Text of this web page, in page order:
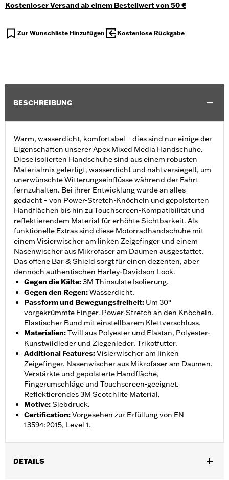
Kostenloser Versand ab einem Bestellwert von 50 €
Zur Wunschliste Hinzufügen Kostenlose Rückgabe
BESCHREIBUNG
Warm, wasserdicht, komfortabel – dies sind nur einige der
Eigenschaften unserer Apex Mixed Media Handschuhe.
Diese isolierten Handschuhe sind aus einem robusten
Materialmix gefertigt, wasserdicht und nahtversiegelt, um
unerwünschte Witterungseinflüsse während der Fahrt
fernzuhalten. Bei ihrer Entwicklung wurde an alles
gedacht – von Power-Stretch-Knöcheln und gepolsterten
Handflächen bis hin zu Touchscreen-Kompatibilität und
reflektierendem Material für erhöhte Sichtbarkeit. Als
funktionelle Extras sind diese Motorradhandschuhe mit
einem Visierwischer am linken Zeigefinger und einem
Nasenwischer aus Mikrofaser am Daumen ausgestattet.
Das offene Bar & Shield sorgt für einen dezenten, aber
dennoch authentischen Harley-Davidson Look.
Gegen die Kälte:3M Thinsulate Isolierung.
Gegen den Regen:Wasserdicht.
Passform und Bewegungsfreiheit: Um 30°
vorgekrümmte Finger. Power-Stretch an den Knöcheln.
Elastischer Bund mit einstellbarem Klettverschluss.
Materialien:Twill aus Polyester und Elastan, Polyester-
Kunstwildleder und Ziegenleder. Trikotfutter.
Additional Features:Visierwischer am linken
Zeigefinger. Nasenwischer aus Mikrofaser am Daumen.
Verstärkte und gepolsterte Handfläche,
Fingerumschläge und Touchscreen-geeignet.
Reflektierendes 3M Scotchlite Material.
Motive:Siebdruck.
Certification:Vorgesehen zur Erfüllung von EN
13594:2015, Level 1.
DETAILS